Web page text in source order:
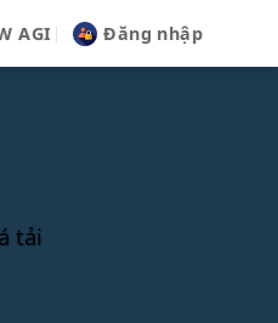
AGI Đăng nhập
tải